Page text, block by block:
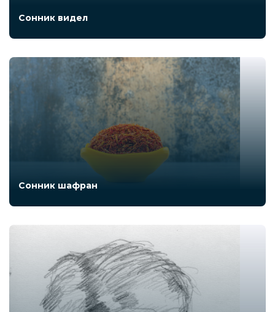
Сонник видел
Сонник шафран